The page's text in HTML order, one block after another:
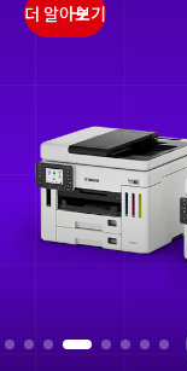
더 알아보기